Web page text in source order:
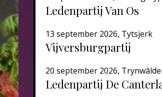
Ledenpartij Van Os
13 september 2026, Tytsjerk
Vijversburgpartij
20 september 2026,
Ledenpartij De